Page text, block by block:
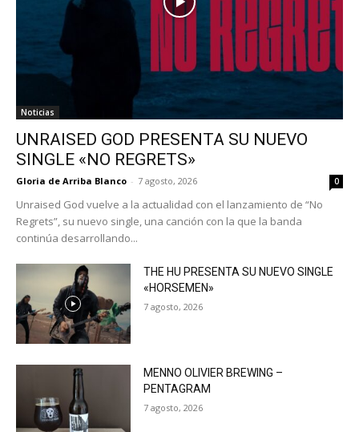
Noticias
UNRAISED GOD PRESENTA SU NUEVO
SINGLE «NO REGRETS»
Gloria de Arriba Blanco - 7 agosto, 2026 0
Unraised God vuelve a la actualidad con el lanzamiento de “No
Regrets”, su nuevo single, una canción con la que la banda
continúa desarrollando...
THE HU PRESENTA SU NUEVO SINGLE
«HORSEMEN»
7 agosto, 2026
MENNO OLIVIER BREWING –
PENTAGRAM
7 agosto, 2026